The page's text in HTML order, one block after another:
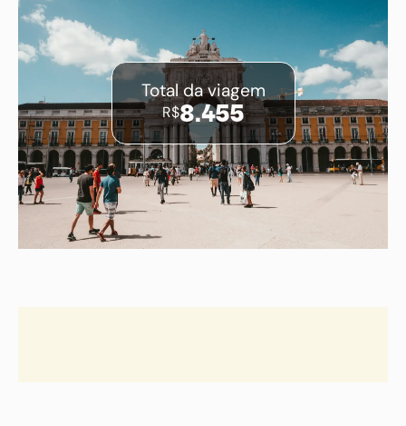
Total da viagem
R$8.455